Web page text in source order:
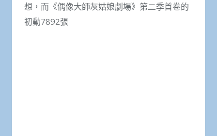
想，而《偶像大師灰姑娘劇場》第二季首卷的
初動7892張